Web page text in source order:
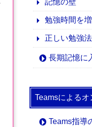
記憶の壁
勉強時間を
正しい勉強
長期記憶に
Teamsによる
Teams指導